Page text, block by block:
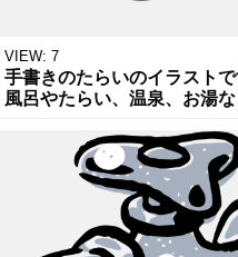
VIEW: 7
手書きのたらいのイラスト
風呂やたらい、温泉、お湯
トや販売用POP、チラシな
ょっとした隙間の穴埋めに